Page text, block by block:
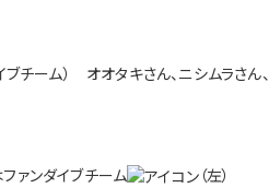
ブチーム） オオタキさん、ニシムラさん、
ファンダイブチーム
（左）